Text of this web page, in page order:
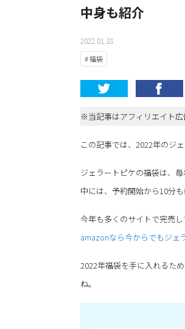
中身も紹介
2022.01.18
# 福袋
※当記事はアフィリエイト広
この記事では、2022年のジ
ジェラートピケの福袋は、
中には、予約開始から10分
今年も多くのサイトで完売し
amazonなら今からでもジェ
2022年福袋を手に入れるた
ね。